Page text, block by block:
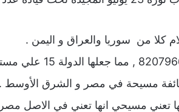
كلا من سوريا والعراق و اليمن .
طائفة مسيحة في مصر و الشرق الأوسط
تعني مسيحي انها تعني في الاصل